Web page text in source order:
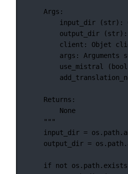
Args:
input_dir (str):
output_dir (str):
client: Objet
args: Arguments
use_mistral
Returns:
None
"""
input_dir =
output_dir =
if not